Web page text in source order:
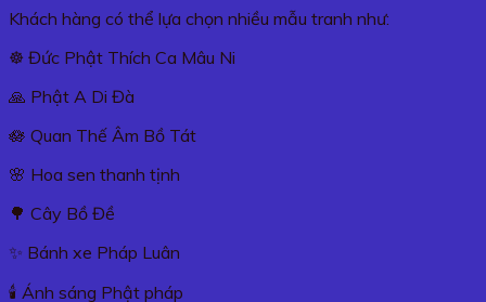
Khách hàng có thể lựa chọn nhiều mẫu tranh như:
☸️ Đức Phật Thích Ca Mâu Ni
🙏 Phật A Di Đà
🪷 Quan Thế Âm Bồ Tát
🌸 Hoa sen thanh tịnh
🌳 Cây Bồ Đề
✨ Bánh xe Pháp Luân
🕯️ Ánh sáng Phật pháp